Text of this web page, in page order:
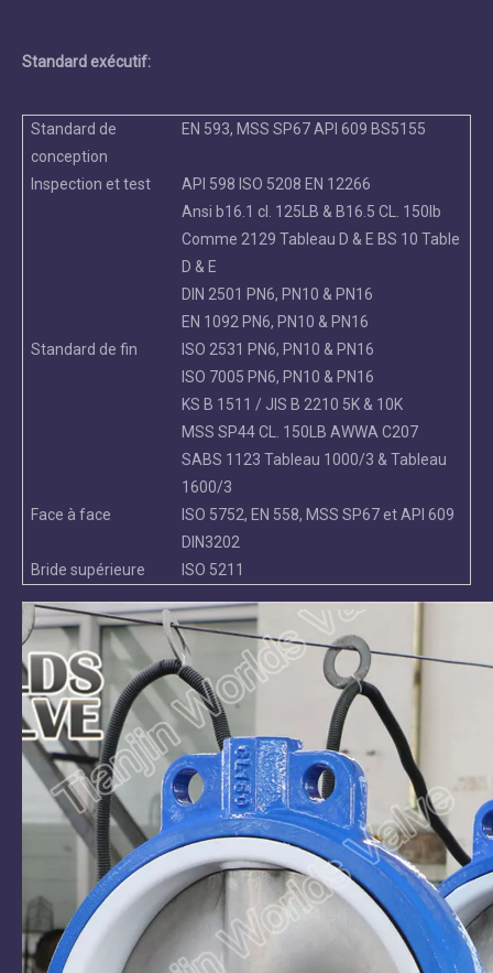
Standard exécutif:
Standard de
conception
EN 593, MSS SP67 API 609 BS5155
Inspection et test API 598 ISO 5208 EN 12266
Standard de fin
Ansi b16.1 cl. 125LB & B16.5 CL. 150lb
Comme 2129 Tableau D & E BS 10 Table
D & E
DIN 2501 PN6, PN10 & PN16
EN 1092 PN6, PN10 & PN16
ISO 2531 PN6, PN10 & PN16
ISO 7005 PN6, PN10 & PN16
KS B 1511 / JIS B 2210 5K & 10K
MSS SP44 CL. 150LB AWWA C207
SABS 1123 Tableau 1000/3 & Tableau
1600/3
Face à face
ISO 5752, EN 558, MSS SP67 et API 609
DIN3202
Bride supérieure
ISO 5211